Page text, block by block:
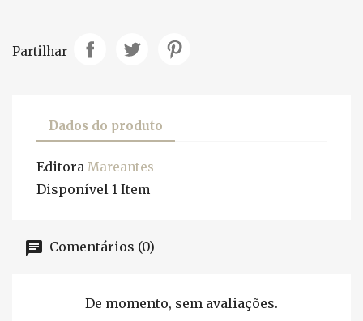
Partilhar
Dados do produto
Editora Mareantes
Disponível 1 Item
Comentários (0)
De momento, sem avaliações.